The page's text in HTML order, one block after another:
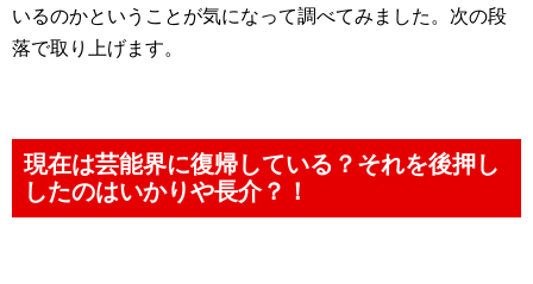
いるのかということが気になって調べてみました。次の段
落で取り上げます。
現在は芸能界に復帰している？それを後押し
したのはいかりや長介？！